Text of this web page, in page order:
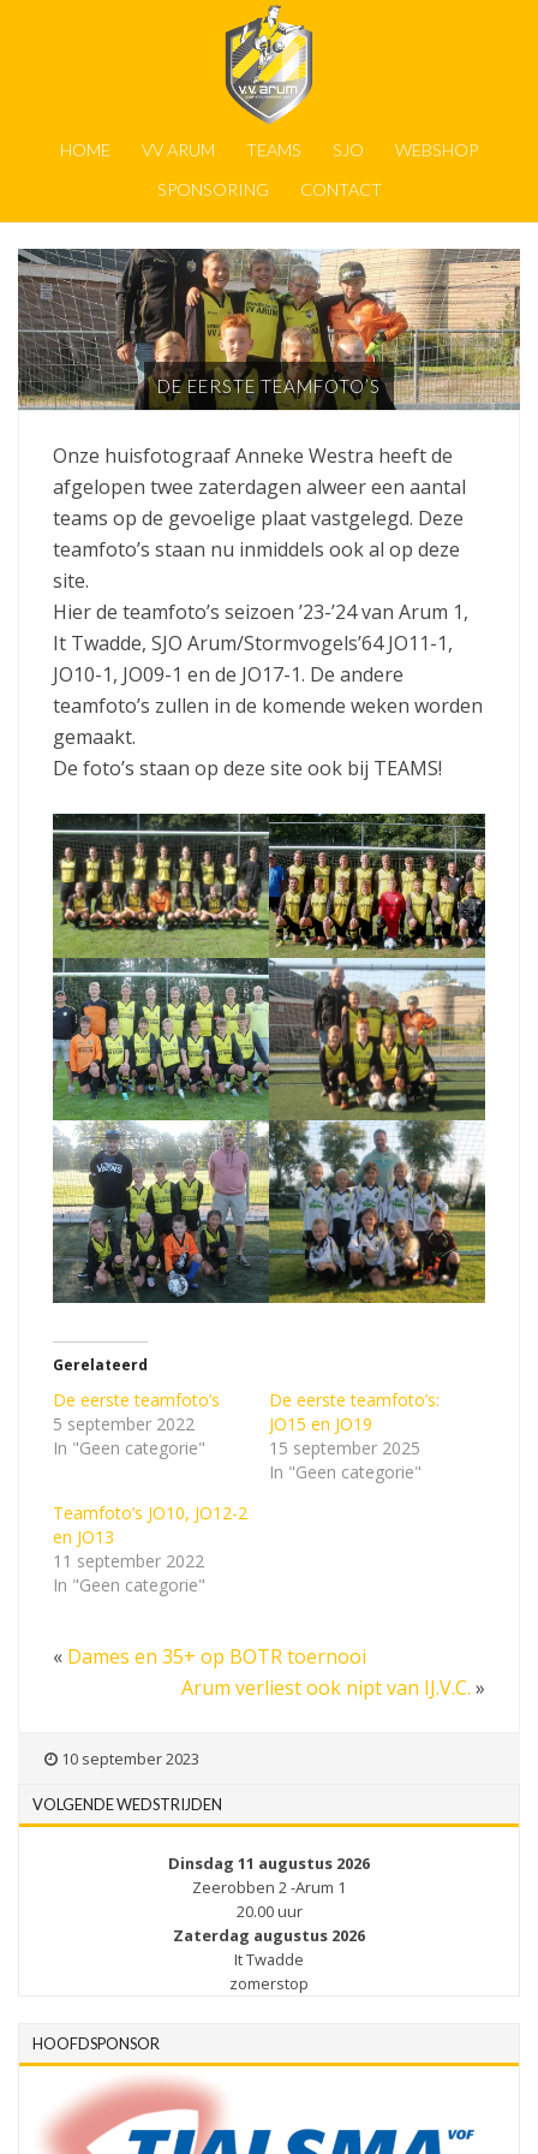
HOME VV ARUM TEAMS SJO
WEBSHOP
SPONSORING
CONTACT
DE EERSTE TEAMFOTO’S
Onze huisfotograaf Anneke Westra heeft de
afgelopen twee zaterdagen alweer een aantal
teams op de gevoelige plaat vastgelegd. Deze
teamfoto’s staan nu inmiddels ook al op deze
site.
Hier de teamfoto’s seizoen ’23-’24 van Arum 1,
It Twadde, SJO Arum/Stormvogels’64 JO11-1,
JO10-1, JO09-1 en de JO17-1. De andere
teamfoto’s zullen in de komende weken worden
gemaakt.
De foto’s staan op deze site ook bij TEAMS!
Gerelateerd
De eerste teamfoto’s
5 september 2022
In "Geen categorie"
De eerste teamfoto’s:
JO15 en JO19
15 september 2025
In "Geen categorie"
Teamfoto’s JO10, JO12-2
en JO13
11 september 2022
In "Geen categorie"
« Dames en 35+ op BOTR toernooi
Arum verliest ook nipt van IJ.V.C. »
10 september 2023
VOLGENDE WEDSTRIJDEN
Dinsdag 11 augustus 2026
Zeerobben 2 -Arum 1
20.00 uur
Zaterdag augustus 2026
It Twadde
zomerstop
HOOFDSPONSOR